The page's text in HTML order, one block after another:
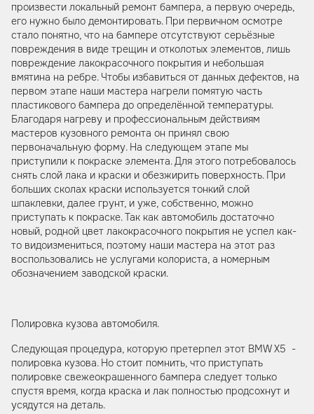
произвести локальный ремонт бампера, а первую очередь,
его нужно было демонтировать. При первичном осмотре
стало понятно, что на бампере отсутствуют серьёзные
повреждения в виде трещин и отколотых элементов, лишь
повреждение лакокрасочного покрытия и небольшая
вмятина на ребре. Чтобы избавиться от данных дефектов, на
первом этапе наши мастера нагрели помятую часть
пластикового бампера до определённой температуры.
Благодаря нагреву и профессиональным действиям
мастеров кузовного ремонта он принял свою
первоначальную форму. На следующем этапе мы
приступили к покраске элемента. Для этого потребовалось
снять слой лака и краски и обезжирить поверхность. При
больших сколах краски используется тонкий слой
шпаклевки, далее грунт, и уже, собственно, можно
приступать к покраске. Так как автомобиль достаточно
новый, родной цвет лакокрасочного покрытия не успел как-
то видоизмениться, поэтому наши мастера на этот раз
воспользовались не услугами колориста, а номерным
обозначением заводской краски.
Полировка кузова автомобиля.
Следующая процедура, которую претерпел этот BMW X5 -
полировка кузова. Но стоит помнить, что приступать
полировке свежеокрашенного бампера следует только
спустя время, когда краска и лак полностью продсохнут и
усядутся на деталь.